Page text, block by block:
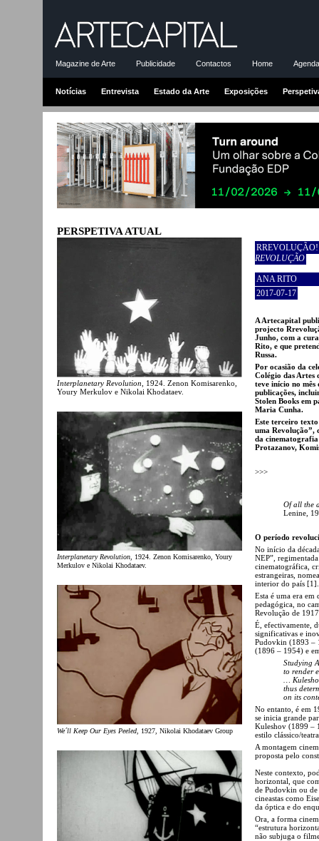
Magazine de Arte Publicidade Contactos Home
Notícias Entrevista Estado da Arte Exposições
PERSPETIVA ATUAL
Interplanetary Revolution , 1924. Zenon Komisarenko,
Youry Merkulov e Nikolai Khodataev.
Interplanetary Revolution , 1924. Zenon Komisarenko, Youry
Merkulov e Nikolai Khodataev.
We´ll Keep Our Eyes Peeled , 1927, Nikolai Khodataev Group
REVOLUÇÃO
ANA RITO
2017-07-17
A Artecapital
projecto
Junho, com a
Rito, e que
Russa.
Por ocasião da
Colégio das Artes
teve início no mês
publicações,
Stolen Books em
Maria Cunha.
Este terceiro
uma Revolução”,
da cinematografia
Protazanov,
>>>
Of all the
Lenine,
O período
No início da
NEP”,
cinematográfica,
estrangeiras,
interior do país [1].
Esta é uma era em
pedagógica, no
Revolução de
É, efectivamente,
significativas e
Pudovkin (1893 –
(1896 – 1954) e
Studying
to render
…
thus
on its
No entanto, é em
se inicia grande
Kuleshov (1899 –
estilo clássico/
A montagem
proposta pelo
Neste contexto,
horizontal, que
de Pudovkin ou
cineastas como
da óptica e do
Ora, a forma
“estrutura
não subjuga o